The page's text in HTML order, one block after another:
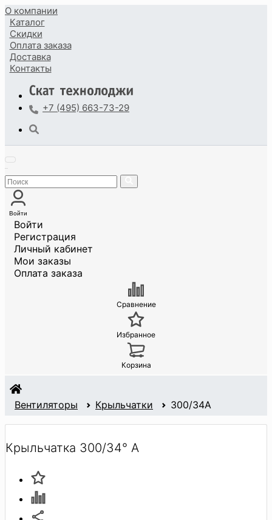
О компании
Каталог
Скидки
Оплата заказа
Доставка
Контакты
+7 (495) 663-73-29
Войти
Войти
Регистрация
Личный кабинет
Мои заказы
Оплата заказа
Сравнение
Избранное
Корзина
Вентиляторы Крыльчатки 300/34A
Крыльчатка 300/34° A